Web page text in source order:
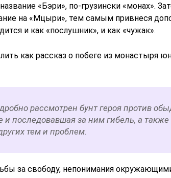
«Бэри», по-грузински «монах».
на «Мцыри», тем самым привнеся
и как «послушник», и как «чужак».
как рассказ о побеге из монастыря
рассмотрен бунт героя против
последовавшая за ним гибель, а также
тем и проблем.
за свободу, непонимания